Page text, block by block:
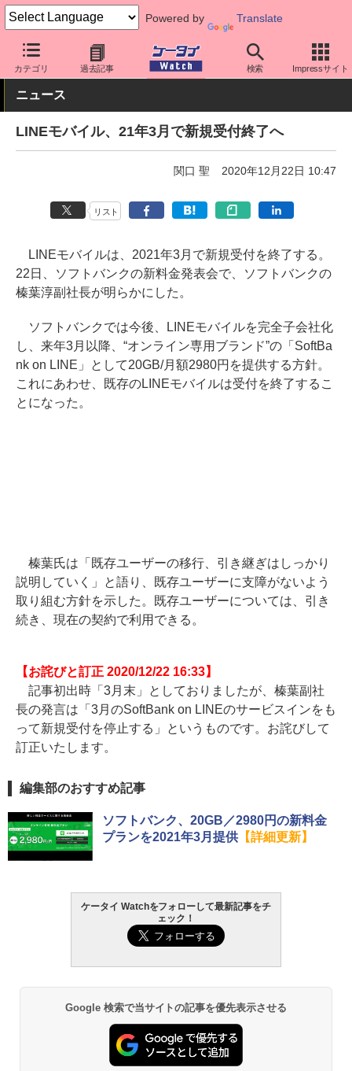
Powered by Translate
カテゴリ 過去記事 検索 Impressサイト
ケータイ Watch 格安スマホ/格安SIM 格安SIM/MVNO LINEモ
ニュース
LINEモバイル、21年3月で新規受付終了へ
関口 聖 2020年12月22日 10:47
リスト
LINEモバイルは、2021年3月で新規受付を終了する。
22日、ソフトバンクの新料金発表会で、ソフトバンクの
榛葉淳副社長が明らかにした。
ソフトバンクでは今後、LINEモバイルを完全子会社化
し、来年3月以降、“オンライン専用ブランド”の「SoftBa
nk on LINE」として20GB/月額2980円を提供する方針。
これにあわせ、既存のLINEモバイルは受付を終了するこ
とになった。
榛葉氏は「既存ユーザーの移行、引き継ぎはしっかり
説明していく」と語り、既存ユーザーに支障がないよう
取り組む方針を示した。既存ユーザーについては、引き
続き、現在の契約で利用できる。
【お詫びと訂正 2020/12/22 16:33】
記事初出時「3月末」としておりましたが、榛葉副社
長の発言は「3月のSoftBank on LINEのサービスインをも
って新規受付を停止する」というものです。お詫びして
訂正いたします。
編集部のおすすめ記事
ソフトバンク、20GB／2980円の新料金
プランを2021年3月提供【詳細更新】
ケータイ Watchをフォローして最新記事をチ
ェック！
Google 検索で当サイトの記事を優先表示させる